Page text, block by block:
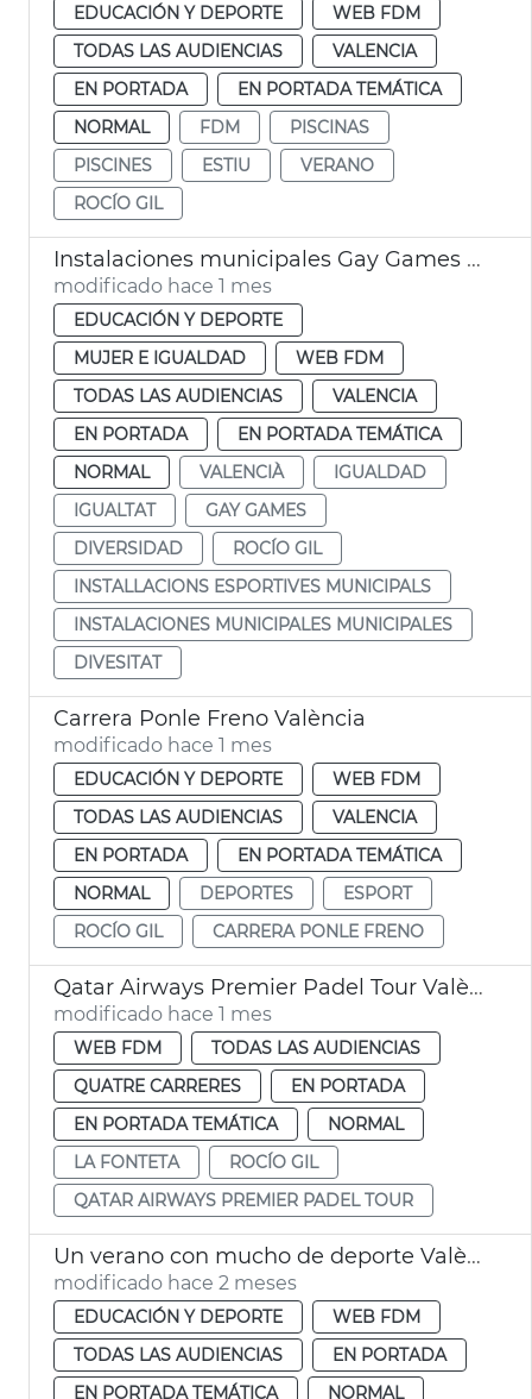
EDUCACIÓN Y DEPORTE
WEB FDM
TODAS LAS AUDIENCIAS
VALENCIA
EN PORTADA
EN PORTADA TEMÁTICA
NORMAL
FDM
PISCINAS
PISCINES
ESTIU
VERANO
ROCÍO GIL
Instalaciones municipales Gay Games Ayuntamiento València
modificado hace 1 mes
EDUCACIÓN Y DEPORTE
MUJER E IGUALDAD
WEB FDM
TODAS LAS AUDIENCIAS
VALENCIA
EN PORTADA
EN PORTADA TEMÁTICA
NORMAL
VALENCIÀ
IGUALDAD
IGUALTAT
GAY GAMES
DIVERSIDAD
ROCÍO GIL
INSTALLACIONS ESPORTIVES MUNICIPALS
INSTALACIONES MUNICIPALES MUNICIPALES
DIVESITAT
Carrera Ponle Freno València
modificado hace 1 mes
EDUCACIÓN Y DEPORTE
WEB FDM
TODAS LAS AUDIENCIAS
VALENCIA
EN PORTADA
EN PORTADA TEMÁTICA
NORMAL
DEPORTES
ESPORT
ROCÍO GIL
CARRERA PONLE FRENO
Qatar Airways Premier Padel Tour València
modificado hace 1 mes
WEB FDM
TODAS LAS AUDIENCIAS
QUATRE CARRERES
EN PORTADA
EN PORTADA TEMÁTICA
NORMAL
LA FONTETA
ROCÍO GIL
QATAR AIRWAYS PREMIER PADEL TOUR
Un verano con mucho de deporte València
modificado hace 2 meses
EDUCACIÓN Y DEPORTE
WEB FDM
TODAS LAS AUDIENCIAS
EN PORTADA
EN PORTADA TEMÁTICA
NORMAL